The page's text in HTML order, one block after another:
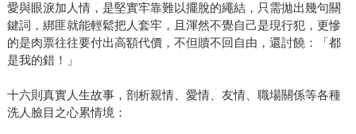
愛與眼淚加人情，是堅實牢靠難以擺脫的繩結，只需拋出幾句關
鍵詞，綁匪就能輕鬆把人套牢，且渾然不覺自己是現行犯，更慘
的是肉票往往要付出高額代價，不但贖不回自由，還討饒：「都
是我的錯！」
十六則真實人生故事，剖析親情、愛情、友情、職場關係等各種
洗人臉目之心累情境：